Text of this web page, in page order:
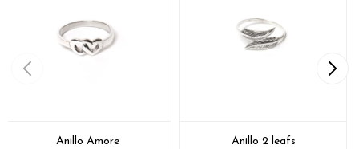
Anillo Amore Anillo 2 leafs